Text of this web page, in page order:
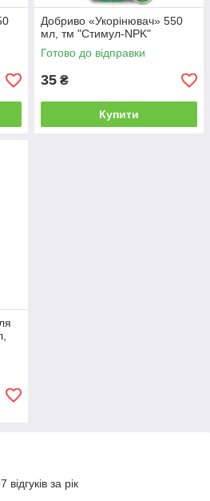
Добриво «Укорінювач» 550
мл, тм "Стимул-NPK"
Готово до відправки
35 ₴
Купити
за рік